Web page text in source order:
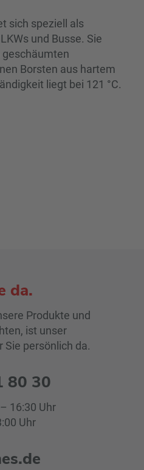
sich speziell als
und Busse. Sie
Borsten aus hartem
liegt bei 121 °C.
da.
Produkte und
ist unser
Sie persönlich da.
80 30
16:30 Uhr
Uhr